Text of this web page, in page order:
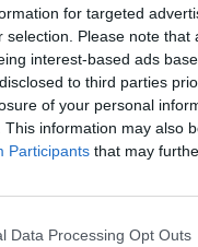
for targeted
selection. Please note
interest-based ads
to third parties
of your personal
This information may also
Participants that may
Data Processing Opt Outs
Seimas 2026-
simboliškai
kaip pabrėžia
naujoji